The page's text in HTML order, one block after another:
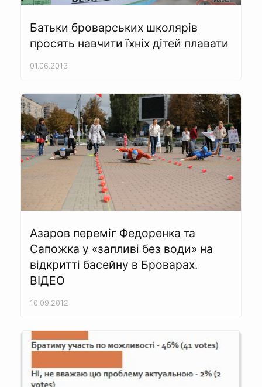
Батьки броварських школярів
просять навчити їхніх дітей плавати
01.06.2013
Азаров переміг Федоренка та
Сапожка у «запливі без води» на
відкритті басейну в Броварах.
ВІДЕО
10.09.2012